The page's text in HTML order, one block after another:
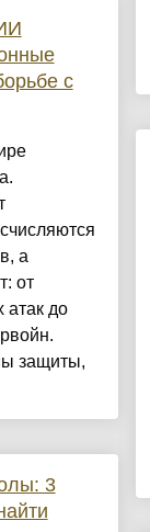
с
а
от
до
защиты,
3